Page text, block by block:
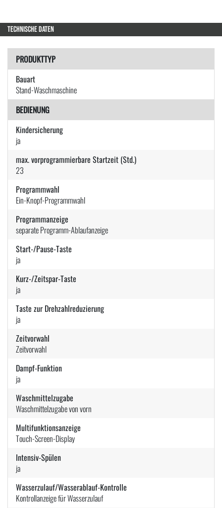
TECHNISCHE DATEN
PRODUKTTYP
Bauart
Stand-Waschmaschine
BEDIENUNG
Kindersicherung
ja
max. vorprogrammierbare Startzeit (Std.)
23
Programmwahl
Ein-Knopf-Programmwahl
Programmanzeige
separate Programm-Ablaufanzeige
Start-/Pause-Taste
ja
Kurz-/Zeitspar-Taste
ja
Taste zur Drehzahlreduzierung
ja
Zeitvorwahl
Zeitvorwahl
Dampf-Funktion
ja
Waschmittelzugabe
Waschmittelzugabe von vorn
Multifunktionsanzeige
Touch-Screen-Display
Intensiv-Spülen
ja
Wasserzulauf/Wasserablauf-Kontrolle
Kontrollanzeige für Wasserzulauf